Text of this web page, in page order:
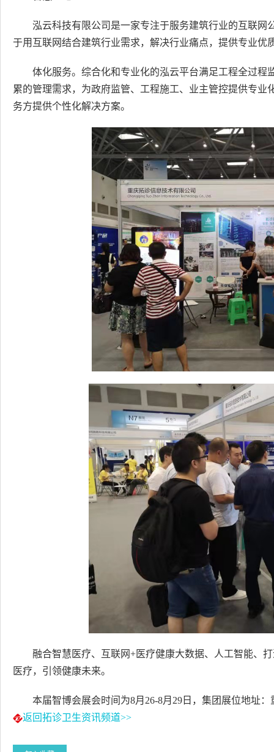
泓云科技有限公司是一家专注于服务建筑行业的互联
于用互联网结合建筑行业需求，解决行业痛点，提供专业优
体化服务。综合化和专业化的泓云平台满足工程全过
累的管理需求，为政府监管、工程施工、业主管控提供专
务方提供个性化解决方案。
融合智慧医疗、互联网+医疗健康大数据、人工智能、
医疗，引领健康未来。
本届智博会展会时间为8月26-8月29日，集团展位地址
返回拓诊卫生资讯频道>>